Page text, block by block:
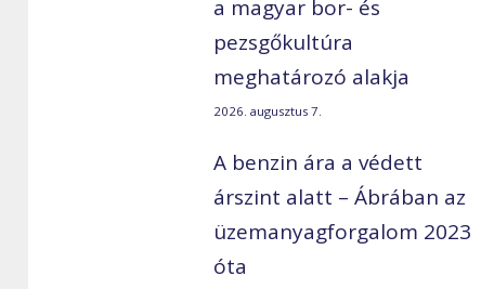
a magyar bor- és
pezsgőkultúra
meghatározó alakja
2026. augusztus 7.
A benzin ára a védett
árszint alatt – Ábrában az
üzemanyagforgalom 2023
óta